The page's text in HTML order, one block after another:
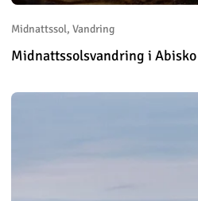
Midnattssol, Vandring
Midnattssolsvandring i Abisko